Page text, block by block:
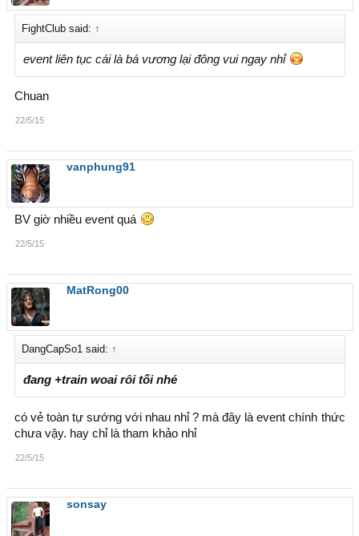
FightClub said: ↑
event liên tục cái là bá vương lại đông vui ngay nhỉ
Chuan
22/5/15
vanphung91
BV giờ nhiều event quá
22/5/15
MatRong00
DangCapSo1 said: ↑
đang +train woai rôi tối nhé
có vẻ toàn tự sướng với nhau nhỉ ? mà đây là event chính thức
chưa vậy. hay chỉ là tham khảo nhỉ
22/5/15
sonsay